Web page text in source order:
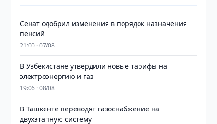
Сенат одобрил изменения в порядок назначения
пенсий
21:00 · 07/08
В Узбекистане утвердили новые тарифы на
электроэнергию и газ
19:06 · 08/08
В Ташкенте переводят газоснабжение на
двухэтапную систему